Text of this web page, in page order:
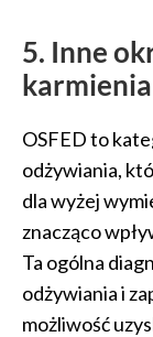
5. Inne
OSFED to
odżywiania,
dla wyżej
znacząco
Ta ogólna
odżywiania i
możliwość